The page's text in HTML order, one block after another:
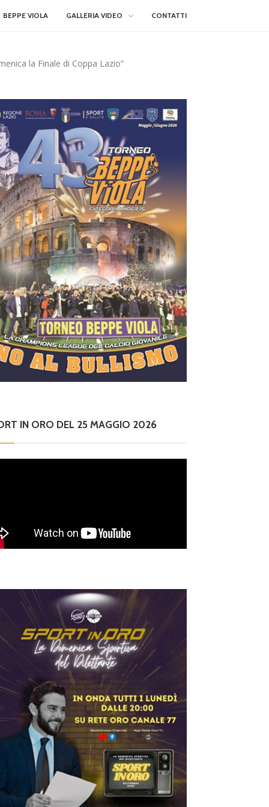
BEPPE VIOLA GALLERIA VIDEO CONTATTI
la Finale di Coppa Lazio”
IN ORO DEL 25 MAGGIO 2026